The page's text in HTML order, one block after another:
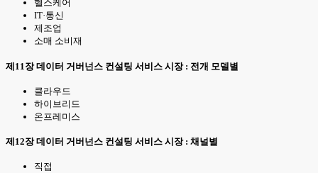
헬스케어
IT·통신
제조업
소매 소비재
제11장 데이터 거버넌스 컨설팅 서비스 시장 : 전개 모델별
클라우드
하이브리드
온프레미스
제12장 데이터 거버넌스 컨설팅 서비스 시장 : 채널별
직접